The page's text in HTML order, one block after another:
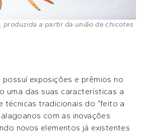
produzida a partir da união de chicotes
possuí exposições e prêmios no
uma das suas características a
técnicas tradicionais do “feito a
com as inovações
novos elementos já existentes